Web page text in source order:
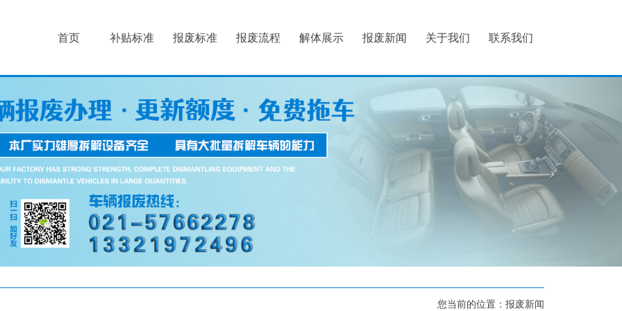
首页 补贴标准 报废标准 报废流程 解体展示 报废新闻 关于我们 联系我们
您当前的位置： 报废新闻